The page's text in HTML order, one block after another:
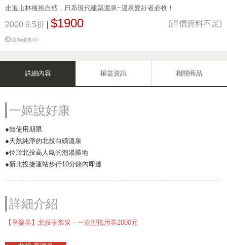
走進山林擁抱自然，日系現代建築溫泉~溫泉愛好者必收！
2000 9.5折 $1900 (評價資料不足)
限時優惠中!
詳細內容 權益資訊 相關商品
一姬說好康
●無使用期限
●天然純淨的北投白磺溫泉
●位於北投高人氣的泡湯勝地
●新北投捷運站步行10分鐘內即達
詳細介紹
【享樂券】北投享溫泉－一次型抵用券2000元